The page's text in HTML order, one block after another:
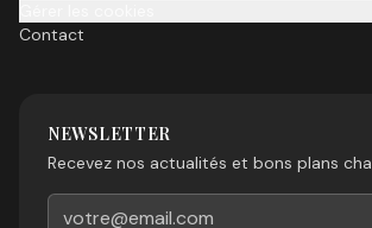
Contact
NEWSLETTER
Recevez nos actualités et bons plans